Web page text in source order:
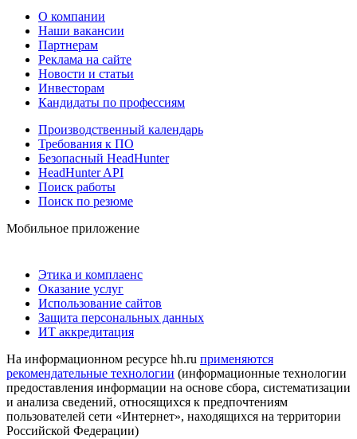
О компании
Наши вакансии
Партнерам
Реклама на сайте
Новости и статьи
Инвесторам
Кандидаты по профессиям
Производственный календарь
Требования к ПО
Безопасный HeadHunter
HeadHunter API
Поиск работы
Поиск по резюме
Мобильное приложение
Этика и комплаенс
Оказание услуг
Использование сайтов
Защита персональных данных
ИТ аккредитация
На информационном ресурсе hh.ru применяются
рекомендательные технологии (информационные технологии
предоставления информации на основе сбора, систематизации
и анализа сведений, относящихся к предпочтениям
пользователей сети «Интернет», находящихся на территории
Российской Федерации)